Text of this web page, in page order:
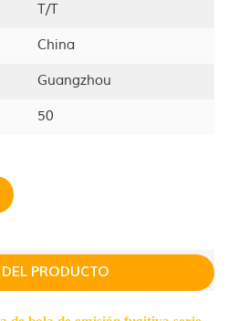
T/T
China
Guangzhou
50
PRODUCTO